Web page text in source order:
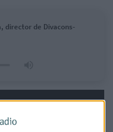
director de Divacons-